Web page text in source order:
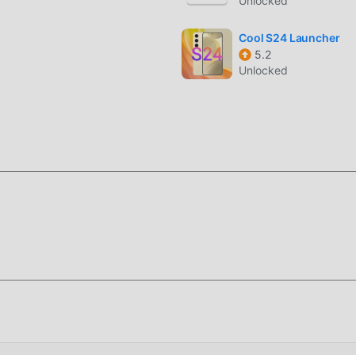
приложениями personalization, Alexis Pie предоставляет
Вам нужно только загрузить и установить Alexis Pie
и это совершенно бесплатно! Кроме того, moddroid также
Alexis Pie 16.5 совершенно бесплатно, но также
приложение moddroid, вы можете напрямую загрузить
Cool S24 Launcher
5.2
Unlocked